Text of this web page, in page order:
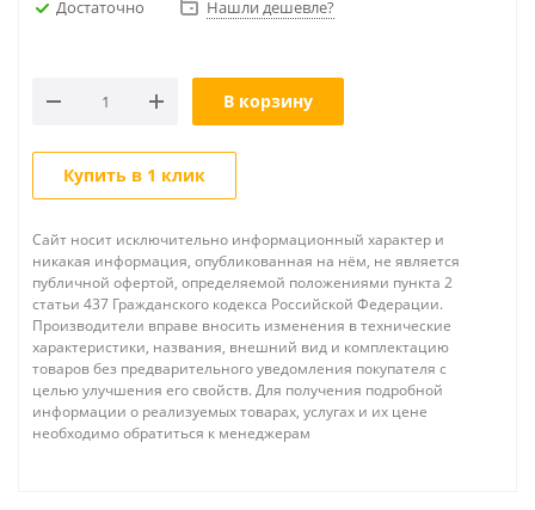
Достаточно Нашли дешевле?
В корзину
Купить в 1 клик
Сайт носит исключительно информационный характер и
никакая информация, опубликованная на нём, не является
публичной офертой, определяемой положениями пункта 2
статьи 437 Гражданского кодекса Российской Федерации.
Производители вправе вносить изменения в технические
характеристики, названия, внешний вид и комплектацию
товаров без предварительного уведомления покупателя с
целью улучшения его свойств. Для получения подробной
информации о реализуемых товарах, услугах и их цене
необходимо обратиться к менеджерам